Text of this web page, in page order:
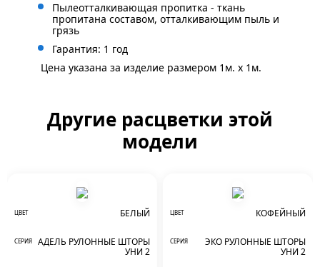
Пылеотталкивающая пропитка - ткань
пропитана составом, отталкивающим пыль и
грязь
Гарантия: 1 год
Цена указана за изделие размером 1м. x 1м.
Другие расцветки этой
модели
ЦВЕТ БЕЛЫЙ
СЕРИЯ
АДЕЛЬ РУЛОННЫЕ ШТОРЫ
УНИ 2
ЦВЕТ КОФЕЙНЫЙ
СЕРИЯ
ЭКО РУЛОННЫЕ ШТОРЫ
УНИ 2